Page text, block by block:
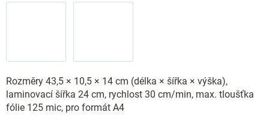
Rozměry 43,5 × 10,5 × 14 cm (délka × šířka × výška),
laminovací šířka 24 cm, rychlost 30 cm/min, max. tloušťka
fólie 125 mic, pro formát A4